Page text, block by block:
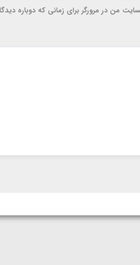
من در مرورگر برای زمانی که دوباره